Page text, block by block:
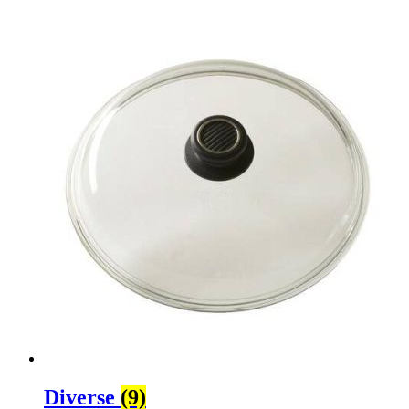
Diverse (9)